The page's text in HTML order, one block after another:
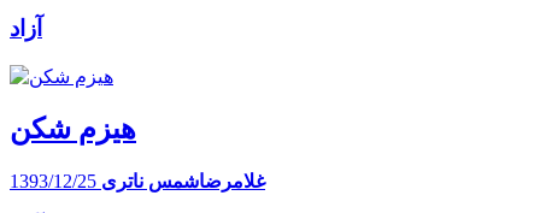
آزاد
هیزم شکن
غلامرضاشمس ناتری 1393/12/25